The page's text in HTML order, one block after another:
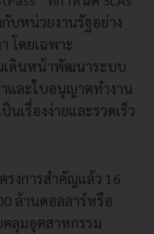
กับหน่วยงานรัฐอย่าง
โดยเฉพาะ
เดินหน้าพัฒนาระบบ
และใบอนุญาตทำงาน
เรื่องง่ายและรวดเร็ว
รงการสำคัญแล้ว 16
ล้านดอลลาร์หรือ
ลุมอุตสาหกรรม